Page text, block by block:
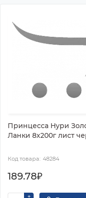
Принцесса Нури
Ланки 8х200г лист
48284
189.78₽